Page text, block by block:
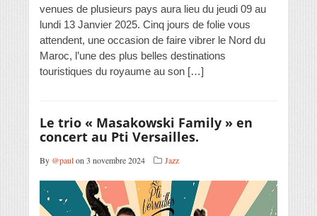
venues de plusieurs pays aura lieu du jeudi 09 au
lundi 13 Janvier 2025. Cinq jours de folie vous
attendent, une occasion de faire vibrer le Nord du
Maroc, l’une des plus belles destinations
touristiques du royaume au son […]
Le trio « Masakowski Family » en
concert au Pti Versailles.
By @paulon 3 novembre 2024 Jazz